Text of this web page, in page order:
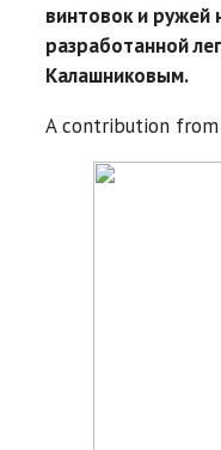
винтовок и ружей
разработанной
Калашниковым.
A contribution from